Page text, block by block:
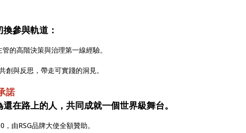
參與軌道：
的高階決策與治理第一線經驗。
與反思，帶走可實踐的洞見。
諾
在路上的人，共同成就一個世界級舞台。
由RSG品牌大使全額贊助。